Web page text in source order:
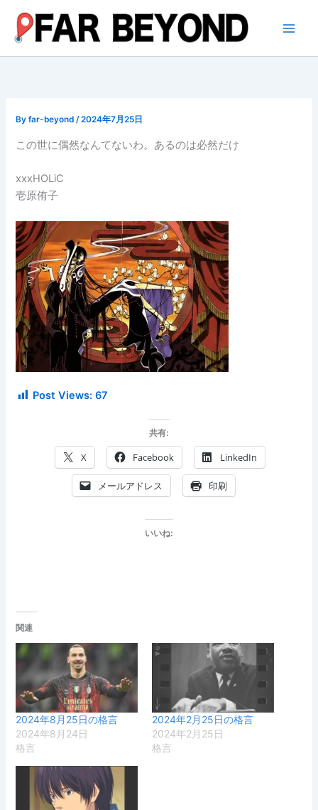
ス
Byfar-beyond/2024年7月25日
この世に偶然なんてないわ。あるのは必然だけ
xxxHOLiC
壱原侑子
Post Views: 67
共有:
X Facebook LinkedIn
メールアドレス 印刷
いいね:
関連
2024年8月25日の格言
2024年8月24日
格言
2024年2月25日の格言
2024年2月25日
格言